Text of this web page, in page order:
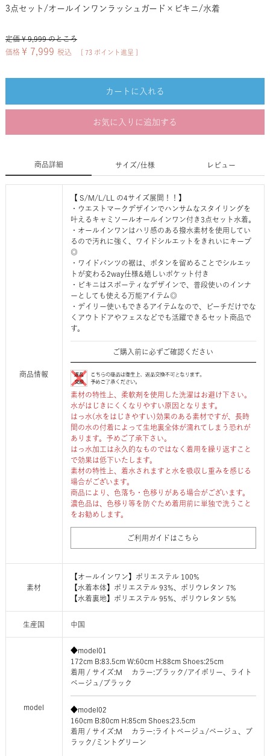
3点セット/オールインワンラッシュガード×ビキニ/水着
定価 ¥ 9,999 のところ
価格 ¥ 7,999 税込 73 ポイント進呈 ]
カートに入れる
お気に入りに追加する
商品詳細 サイズ/仕様 レビュー
商品情報
【 S/M/L/LL の4サイズ展開！！】
・ウエストマークデザインでハンサムなスタイリングを
叶えるキャミソールオールインワン付き3点セット水着。
・オールインワンはハリ感のある撥水素材を使用してい
るので汚れに強く、ワイドシルエットをきれいにキープ
◎
・ワイドパンツの裾は、ボタンを留めることでシルエッ
トが変わる2way仕様&嬉しいポケット付き
・ビキニはスポーティなデザインで、普段使いのインナ
ーとしても使える万能アイテム◎
・デイリー使いもできるアイテムなので、ビーチだけでな
くアウトドアやフェスなどでも活躍できるセット商品で
す。
ご購入前に必ずご確認ください
素材の特性上、柔軟剤を使用した洗濯はお避け下さい。
水がはじきにくくなりやすい原因となります。
はっ水(水をはじきやすい)効果のある素材ですが、長時
間の水の付着によって生地裏全体が濡れてしまう恐れが
あります。予めご了承下さい。
はっ水加工は永久的なものではなく着用を繰り返すこと
で効果は低下いたします。
素材の特性上、着水されますと水を吸収し重みを感じる
場合がございます。
商品により、色落ち・色移りがある場合がございます。
濃色品は、色移り等を防ぐため着用前に単独で洗うこと
をお勧めします。
ご利用ガイドはこちら
素材
【オールインワン】ポリエステル 100%
【水着本体】ポリエステル 93%、ポリウレタン 7%
【水着裏地】ポリエステル 95%、ポリウレタン 5%
生産国 中国
model
◆model01
172cm B:83.5cm W:60cm H:88cm Shoes:25cm
着用 / サイズ:M カラー:ブラック/アイボリー、ライト
ベージュ/ブラック
◆model02
160cm B:80cm H:85cm Shoes:23.5cm
着用 / サイズ:M カラー:ライトベージュ/ベージュ、ブ
ラック/ミントグリーン